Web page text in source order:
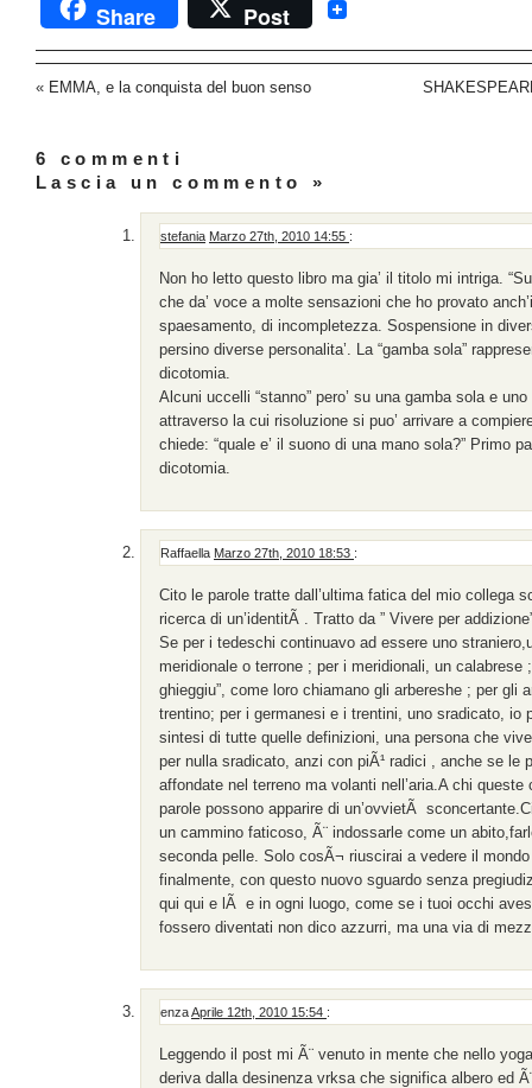
Share Post
« EMMA, e la conquista del buon senso
6 commenti
Lascia un commento »
stefania Marzo 27th, 2010 14:55 :
Non ho letto questo libro ma gia’ il titolo mi intriga.
che da’ voce a molte sensazioni che ho provato
spaesamento, di incompletezza. Sospensione in
persino diverse personalita’. La “gamba sola”
dicotomia.
Alcuni uccelli “stanno” pero’ su una gamba sola e
attraverso la cui risoluzione si puo’ arrivare a
chiede: “quale e’ il suono di una mano sola?” Primo
dicotomia.
Raffaella Marzo 27th, 2010 18:53 :
Cito le parole tratte dall’ultima fatica del mio collega
ricerca di un’identitÃ . Tratto da ” Vivere per
Se per i tedeschi continuavo ad essere uno
meridionale o terrone ; per i meridionali, un calabrese
ghieggiu”, come loro chiamano gli arbereshe ; per gli
trentino; per i germanesi e i trentini, uno sradicato, io
sintesi di tutte quelle definizioni, una persona che
per nulla sradicato, anzi con piÃ¹ radici , anche se le
affondate nel terreno ma volanti nell’aria.A chi
parole possono apparire di un’ovvietÃ
un cammino faticoso, Ã¨ indossarle come un
seconda pelle. Solo cosÃ¬ riuscirai a vedere il
finalmente, con questo nuovo sguardo senza
qui qui e lÃ e in ogni luogo, come se i tuoi occhi
fossero diventati non dico azzurri, ma una via di
enzaAprile 12th, 2010 15:54 :
Leggendo il post mi Ã¨ venuto in mente che nello
deriva dalla desinenza vrksa che significa albero ed